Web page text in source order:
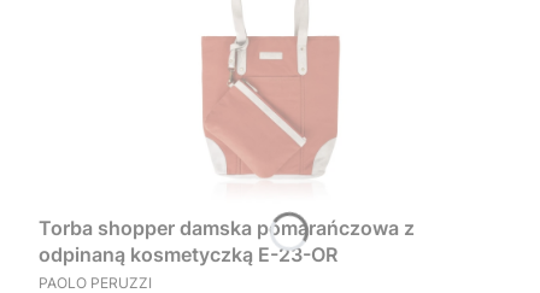
Torba shopper damska pomarańczowa z
odpinaną kosmetyczką E-23-OR
PRODUCENT
PAOLO PERUZZI